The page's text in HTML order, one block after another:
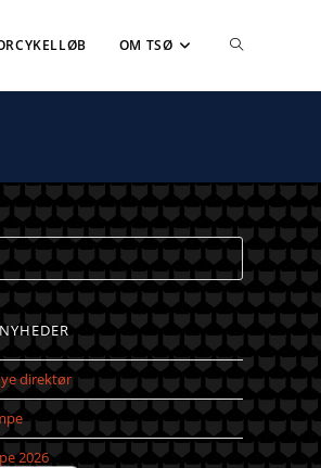
OM TSØ
direktør
2026